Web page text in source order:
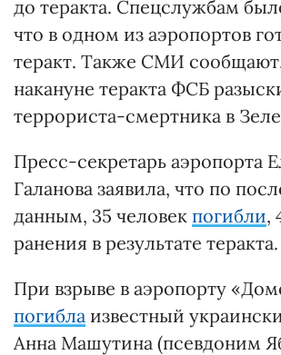
до теракта. Спецслужбам
что в одном из аэропортов
теракт. Также СМИ
накануне теракта ФСБ
террориста-смертника в
Пресс-секретарь аэропорта
Галанова заявила, что по
данным, 35 человек погибли,
ранения в результате теракта.
При взрыве в аэропорту
погибла известный
Анна Машутина (псевдоним